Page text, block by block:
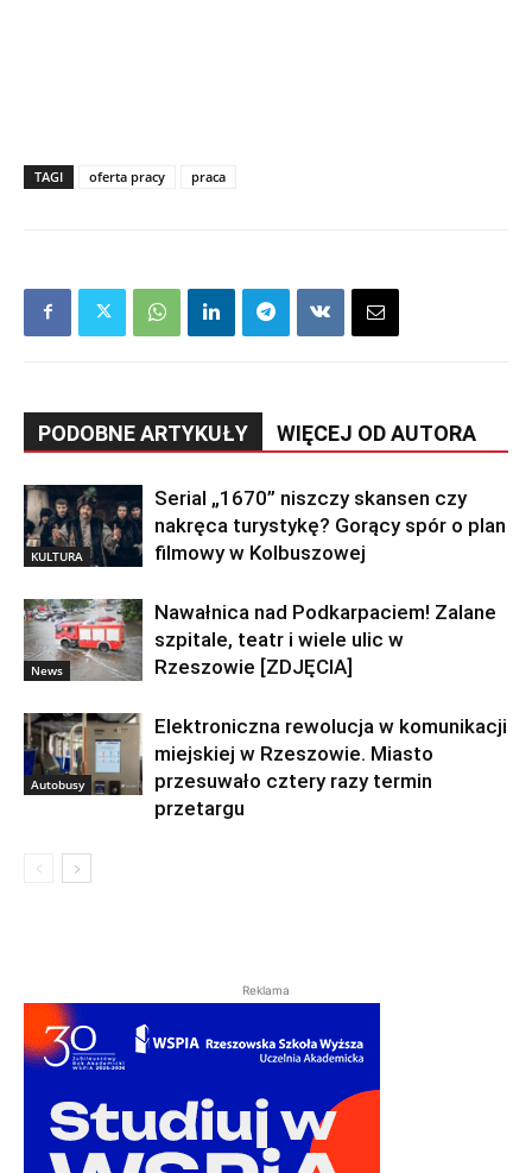
TAGI oferta pracy praca
PODOBNE ARTYKUŁY WIĘCEJ OD AUTORA
KULTURA
Serial „1670” niszczy skansen czy
nakręca turystykę? Gorący spór o plan
filmowy w Kolbuszowej
News
Nawałnica nad Podkarpaciem! Zalane
szpitale, teatr i wiele ulic w
Rzeszowie [ZDJĘCIA]
Autobusy
Elektroniczna rewolucja w komunikacji
miejskiej w Rzeszowie. Miasto
przesuwało cztery razy termin
przetargu
Reklama